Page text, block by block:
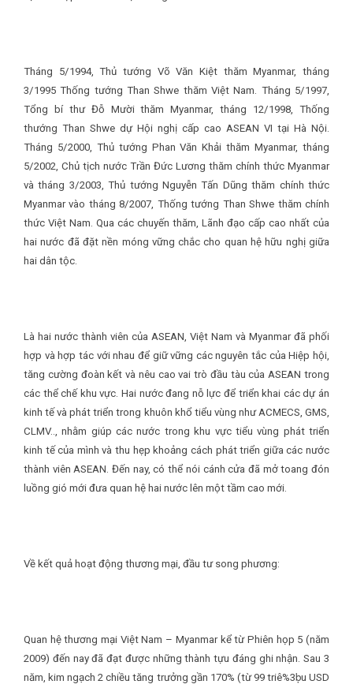
Tháng 5/1994, Thủ tướng Võ Văn Kiệt thăm Myanmar, tháng
3/1995 Thống tướng Than Shwe thăm Việt Nam. Tháng 5/1997,
Tổng bí thư Đỗ Mười thăm Myanmar, tháng 12/1998, Thống
thướng Than Shwe dự Hội nghị cấp cao ASEAN VI tại Hà Nội.
Tháng 5/2000, Thủ tướng Phan Văn Khải thăm Myanmar, tháng
5/2002, Chủ tịch nước Trần Đức Lương thăm chính thức Myanmar
và tháng 3/2003, Thủ tướng Nguyễn Tấn Dũng thăm chính thức
Myanmar vào tháng 8/2007, Thống tướng Than Shwe thăm chính
thức Việt Nam. Qua các chuyến thăm, Lãnh đạo cấp cao nhất của
hai nước đã đặt nền móng vững chắc cho quan hệ hữu nghị giữa
hai dân tộc.
Là hai nước thành viên của ASEAN, Việt Nam và Myanmar đã phối
hợp và hợp tác với nhau để giữ vững các nguyên tắc của Hiệp hội,
tăng cường đoàn kết và nêu cao vai trò đầu tàu của ASEAN trong
các thể chế khu vực. Hai nước đang nỗ lực để triển khai các dự án
kinh tế và phát triển trong khuôn khổ tiểu vùng như ACMECS, GMS,
CLMV.., nhằm giúp các nước trong khu vực tiểu vùng phát triển
kinh tế của mình và thu hẹp khoảng cách phát triển giữa các nước
thành viên ASEAN. Đến nay, có thể nói cánh cửa đã mở toang đón
luồng gió mới đưa quan hệ hai nước lên một tầm cao mới.
Về kết quả hoạt động thương mại, đầu tư song phương:
Quan hệ thương mại Việt Nam – Myanmar kể từ Phiên họp 5 (năm
2009) đến nay đã đạt được những thành tựu đáng ghi nhận. Sau 3
năm, kim ngạch 2 chiều tăng trưởng gần 170% (từ 99 triê%3ḅu USD